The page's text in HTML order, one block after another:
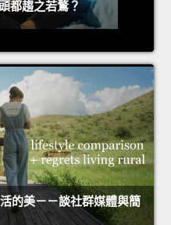
都趨之若鶩？
的美－－談社群媒體與簡